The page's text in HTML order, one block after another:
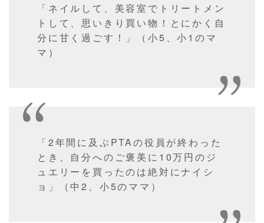
「ネイルして、美容室でトリートメン
トして、思いきり買い物！とにかく自
分に甘く過ごす！」（小5、小1のマ
マ）
「2年間に及ぶPTAの役員が終わった
とき、自分へのご褒美に10万円のジ
ュエリーを買ったのは絶対にナイシ
ョ」（中2、小5のママ）